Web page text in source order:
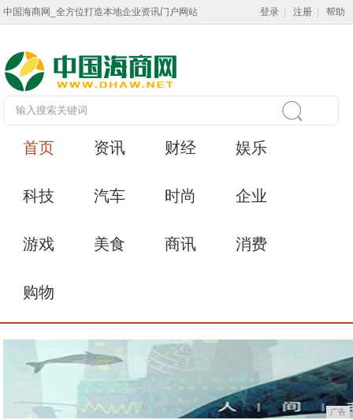
中国海商网_全方位打造本地企业资讯门户网站 登录 注册 帮助
首页 资讯 财经 娱乐
科技 汽车 时尚 企业
游戏 美食 商讯 消费
购物
广告